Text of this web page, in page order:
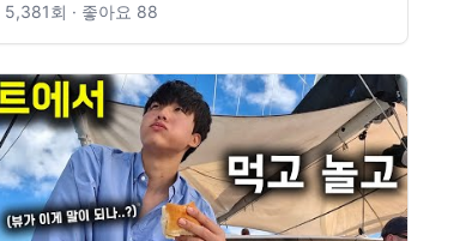
5,381회 · 좋아요 88